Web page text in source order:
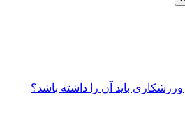
باید آن را داشته باشد؟